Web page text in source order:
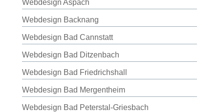
Webdesign Aspach
Webdesign Backnang
Webdesign Bad Cannstatt
Webdesign Bad Ditzenbach
Webdesign Bad Friedrichshall
Webdesign Bad Mergentheim
Webdesign Bad Peterstal-Griesbach